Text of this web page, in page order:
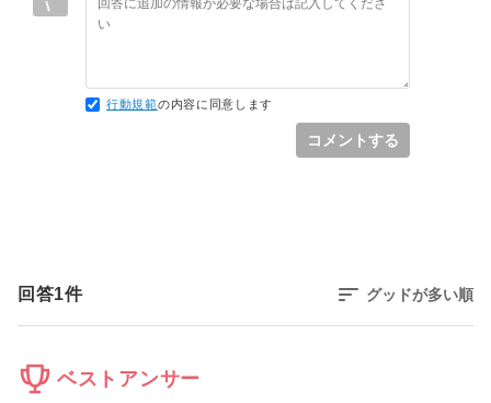
行動規範の内容に同意します
コメントする
回答1件 グッドが多い順
ベストアンサー